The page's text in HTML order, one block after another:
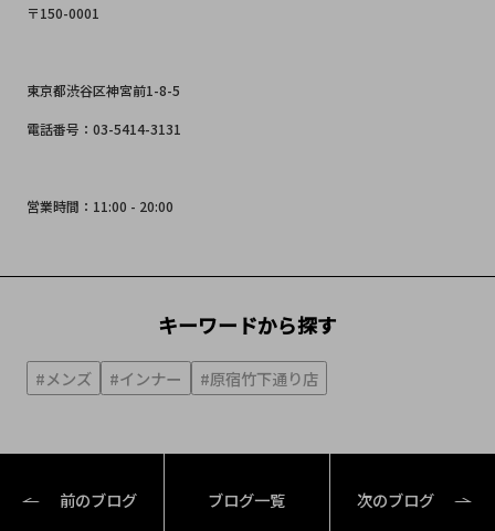
〒150-0001
東京都渋谷区神宮前1-8-5
電話番号：03-5414-3131
営業時間：11:00 - 20:00
キーワードから探す
#メンズ #インナー #原宿竹下通り店
前のブログ ブログ一覧 次のブログ